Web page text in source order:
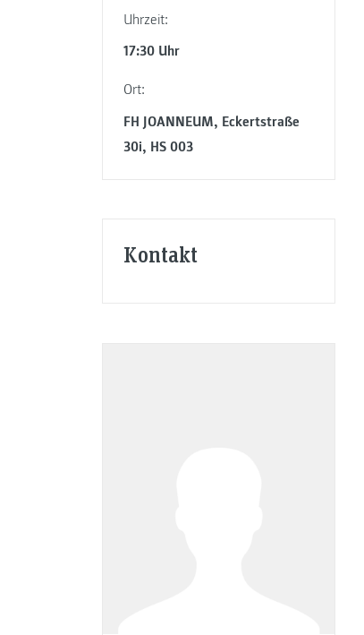
Uhrzeit:
17:30 Uhr
Ort:
FH JOANNEUM, Eckertstraße
30i, HS 003
Kontakt